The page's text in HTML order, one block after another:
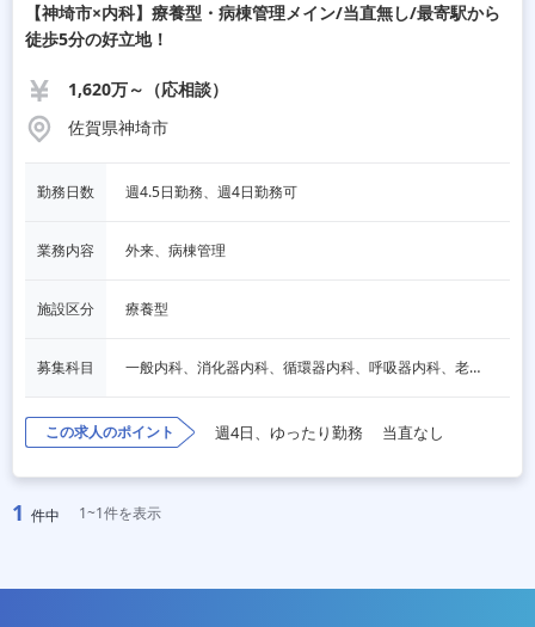
【神埼市×内科】療養型・病棟管理メイン/当直無し/最寄駅から
徒歩5分の好立地！
1,620万～（応相談）
佐賀県神埼市
勤務日数 週4.5日勤務、週4日勤務可
業務内容 外来、病棟管理
施設区分 療養型
募集科目 一般内科、消化器内科、循環器内科、呼吸器内科、老人内科
この求人のポイント 週4日、ゆったり勤務 当直なし
1 件中 1~1件を表示